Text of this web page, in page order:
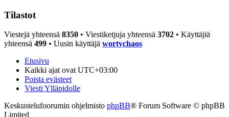
Tilastot
Viestejä yhteensä 8350 • Viestiketjuja yhteensä 3702 • Käyttäjiä
yhteensä 499 • Uusin käyttäjä wortychaos
Etusivu
Kaikki ajat ovat UTC+03:00
Poista evästeet
Viesti Ylläpidolle
Keskustelufoorumin ohjelmisto phpBB® Forum Software © phpBB
Limited